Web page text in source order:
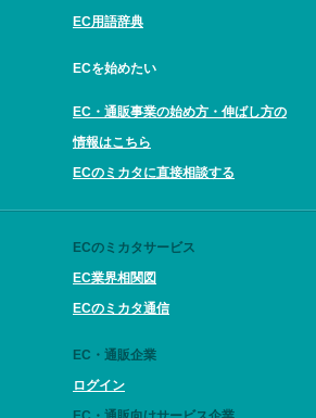
EC用語辞典
ECを始めたい
EC・通販事業の始め方・伸ばし方の
情報はこちら
ECのミカタに直接相談する
ECのミカタサービス
EC業界相関図
ECのミカタ通信
EC・通販企業
ログイン